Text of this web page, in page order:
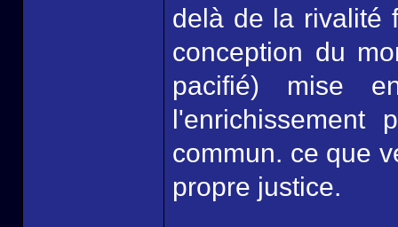
delà de la rivalité
conception du
pacifié) mise
l'enrichissement
commun. ce que
propre justice.